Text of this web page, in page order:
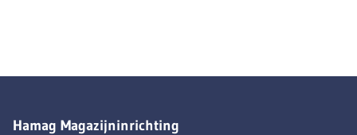
Hamag Magazijninrichting